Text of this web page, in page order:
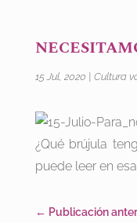
15 Jul, 2020 Cultura
¿Qué brújula
puede leer en
← Publicación